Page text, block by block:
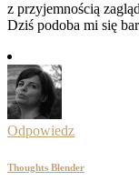
z przyjemnością
Dziś podoba mi się
Odpowiedz
Thoughts Blender